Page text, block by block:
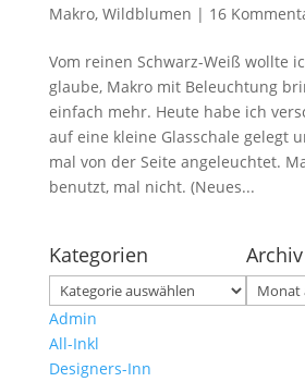
Makro, Wildblumen | 16
Vom reinen Schwarz-Weiß wollte
glaube, Makro mit Beleuchtung
einfach mehr. Heute habe ich
auf eine kleine Glasschale gelegt
mal von der Seite angeleuchtet.
benutzt, mal nicht. (Neues...
Kategorien
Kategorien
Archiv
Archiv
Admin
All-Inkl
Designers-Inn